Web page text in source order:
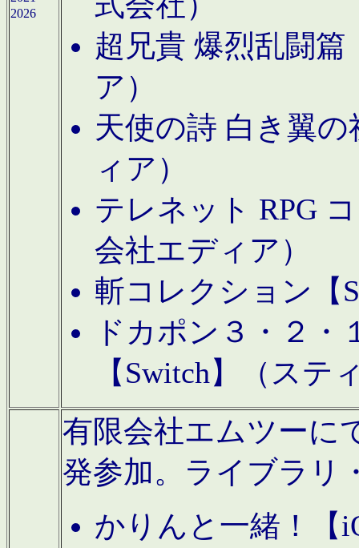
2026
超兄貴 爆烈乱闘篇
ア）
天使の詩 白き翼
ィア）
テレネット RPG
会社エディア）
斬コレクション【
ドカポン３・２
【Switch】（ステ
有限会社エムツーに
発参加。ライブラリ
かりんと一緒！【